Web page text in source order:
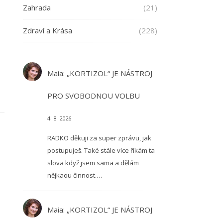
Zahrada (21)
Zdraví a Krása (228)
Maia: „KORTIZOL“ JE NÁSTROJ
PRO SVOBODNOU VOLBU
4. 8. 2026
RADKO děkuji za super zprávu, jak
postupuješ. Také stále více říkám ta
slova když jsem sama a dělám
nějkaou činnost.…
Maia: „KORTIZOL“ JE NÁSTROJ